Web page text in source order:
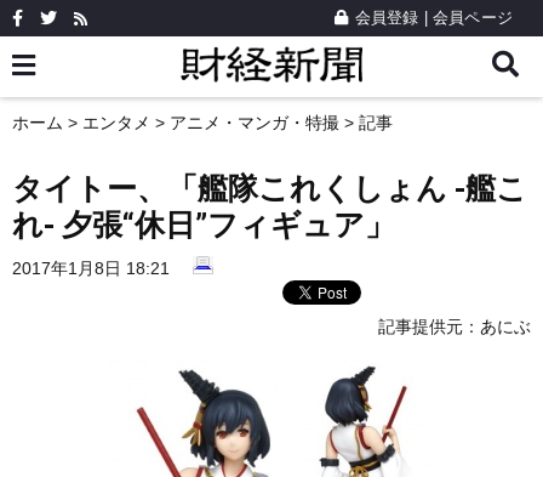
会員登録 会員ページ
ホーム > エンタメ > アニメ・マンガ・特撮 > 記事
タイトー、「艦隊これくしょん -艦こ
れ- 夕張“休日”フィギュア」
2017年1月8日 18:21
記事提供元： あにぶ